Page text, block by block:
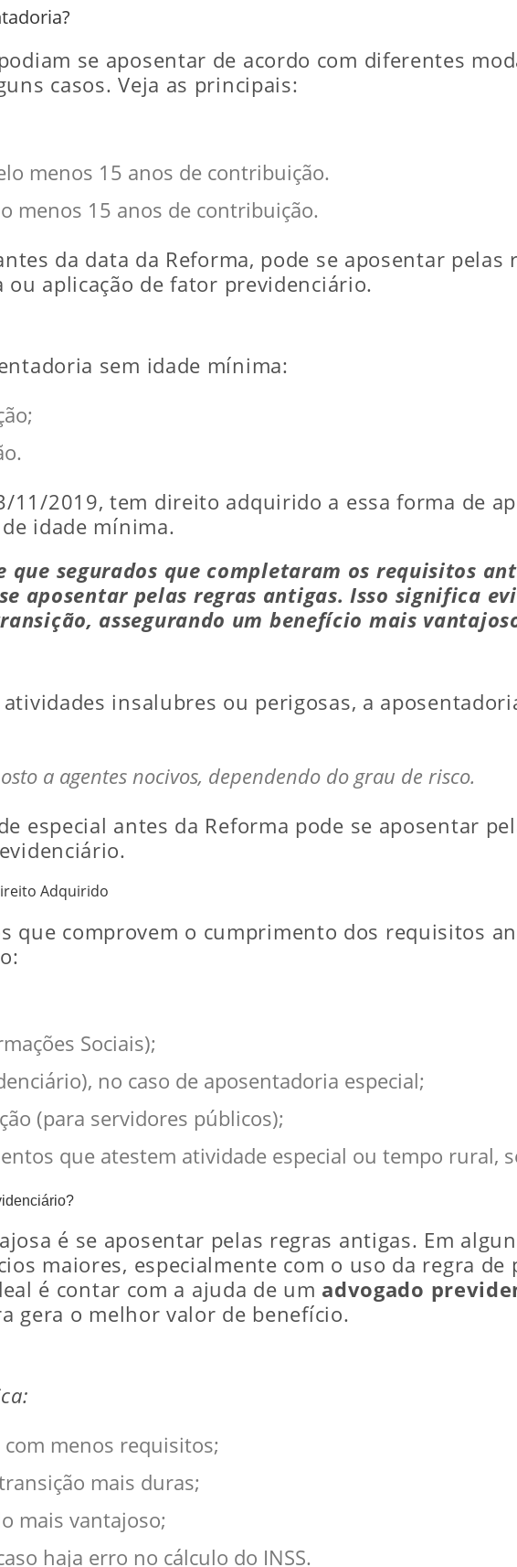
se aposentar de acordo com diferentes
casos. Veja as principais:
menos 15 anos de contribuição.
menos 15 anos de contribuição.
da data da Reforma, pode se aposentar pelas
ou aplicação de fator previdenciário.
sem idade mínima:
11/2019, tem direito adquirido a essa forma de
idade mínima.
segurados que completaram os requisitos
aposentar pelas regras antigas. Isso significa
assegurando um benefício mais
insalubres ou perigosas, a
a agentes nocivos, dependendo do grau de risco.
especial antes da Reforma pode se aposentar
Adquirido
que comprovem o cumprimento dos requisitos
Sociais);
no caso de aposentadoria especial;
(para servidores públicos);
que atestem atividade especial ou tempo rural,
é se aposentar pelas regras antigas. Em
maiores, especialmente com o uso da regra de
é contar com a ajuda de um advogado
gera o melhor valor de benefício.
menos requisitos;
mais duras;
mais vantajoso;
haja erro no cálculo do INSS.